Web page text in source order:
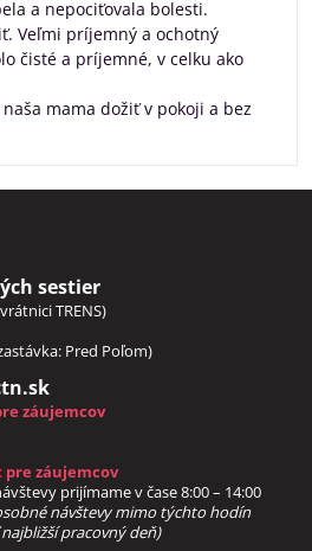
a nepociťovala bolesti.
Veľmi príjemný a ochotný
čisté a príjemné, v celku ako
mama dožiť v pokoji a bez
sestier
TRENS)
Pred Poľom)
záujemcov
záujemcov
prijímame v čase 8:00 – 14:00
návštevy mimo týchto hodín
pracovný deň)